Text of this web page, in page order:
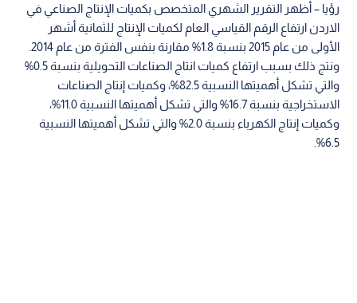
رؤيا – أظهر التقرير الشهري المتخصص بكميات الإنتاج الصناعي في
الاردن ارتفاع الرقم القياسي العام لكميات الإنتاج للثمانية أشهر
ونتج ذلك بسبب ارتفاع كميات انتاج الصناعات التحويلية بنسبة 0.5%
والتي تشكل أهميتها النسبية 82.5%، وكميات إنتاج الصناعات
الاستخراجية بنسبة 16.7% والتي تشكل أهميتها النسبية 11.0%،
وكميات إنتاج الكهرباء بنسبة 2.0% والتي تشكل أهميتها النسبية
6.5%.